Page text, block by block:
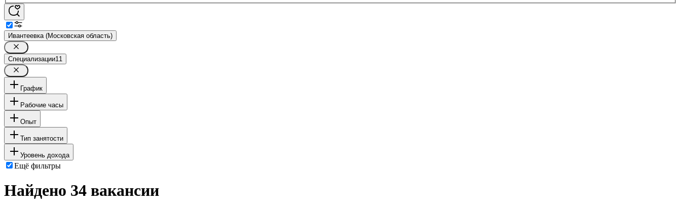
Ивантеевка (Московская область)
Специализации11
График
Рабочие часы
Опыт
Тип занятости
Уровень дохода
Ещё фильтры
Найдено 34 вакансии